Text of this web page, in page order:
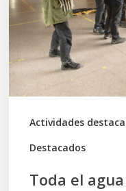
Actividades
Destacados
largometraje
de
ficción
se
graba
Toda el